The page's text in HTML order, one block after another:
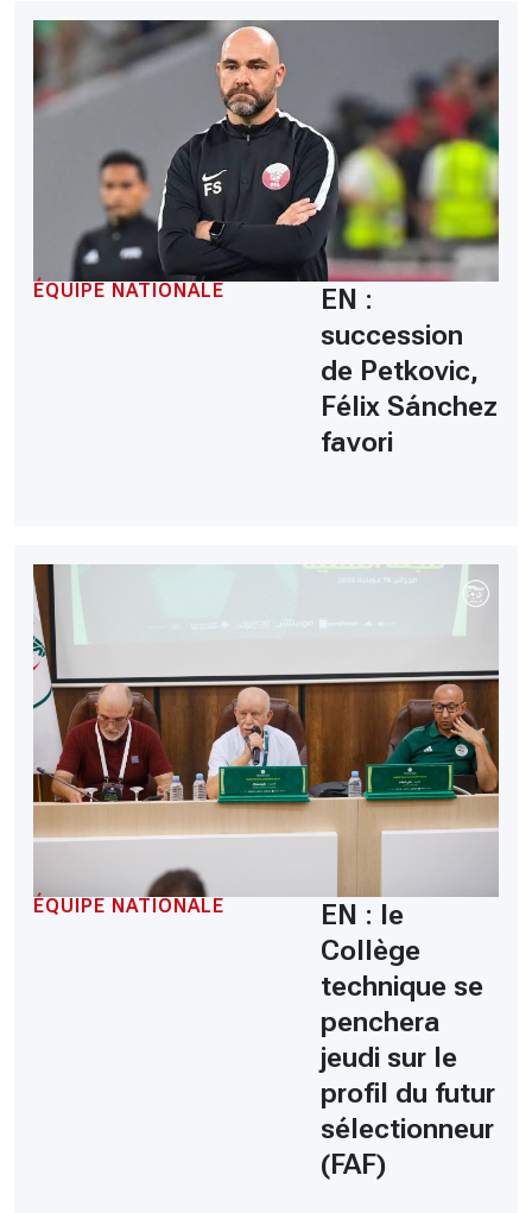
ÉQUIPE NATIONALE
EN :
succession
de Petkovic,
Félix Sánchez
favori
ÉQUIPE NATIONALE
EN : le
Collège
technique se
penchera
jeudi sur le
profil du futur
sélectionneur
(FAF)